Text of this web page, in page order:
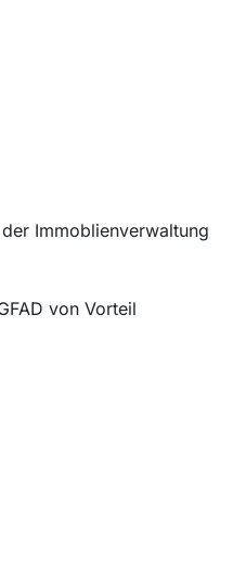
Immoblienverwaltung
von Vorteil